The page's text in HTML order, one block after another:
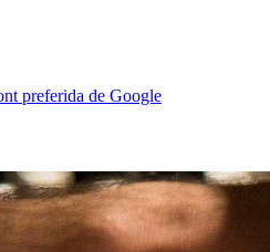
preferida de Google